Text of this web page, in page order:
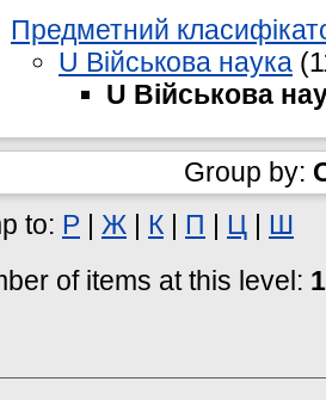
Предметний
U Військова наука
U Військова
Group by:
to: P Ж К П Ц
Ш
of items at this level: